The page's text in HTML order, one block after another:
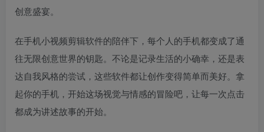
创意盛宴。
在手机小视频剪辑软件的陪伴下，每个人的手机都变成了通
往无限创意世界的钥匙。不论是记录生活的小确幸，还是表
达自我风格的尝试，这些软件都让创作变得简单而美好。拿
起你的手机，开始这场视觉与情感的冒险吧，让每一次点击
都成为讲述故事的开始。